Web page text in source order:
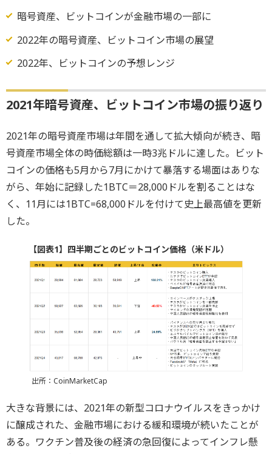
暗号資産、ビットコインが金融市場の一部に
2022年の暗号資産、ビットコイン市場の展望
2022年、ビットコインの予想レンジ
2021年暗号資産、ビットコイン市場の振り返り
2021年の暗号資産市場は年間を通して拡大傾向が続き、暗
号資産市場全体の時価総額は一時3兆ドルに達した。ビット
コインの価格も5月から7月にかけて暴落する場面はありな
がら、年始に記録した1BTC＝28,000ドルを割ることはな
く、11月には1BTC=68,000ドルを付けて史上最高値を更新
した。
【図表1】四半期ごとのビットコイン価格（米ドル）
出所：CoinMarketCap
大きな背景には、2021年の新型コロナウイルスをきっかけ
に醸成された、金融市場における緩和環境が続いたことが
ある。ワクチン普及後の経済の急回復によってインフレ懸